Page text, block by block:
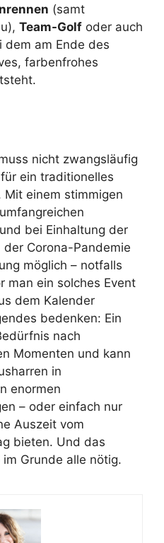
(samt
Team-Golf oder auch
dem am Ende des
farbenfrohes
nicht zwangsläufig
ein traditionelles
einem stimmigen
bei Einhaltung der
Corona-Pandemie
möglich – notfalls
man ein solches Event
dem Kalender
bedenken: Ein
nach
Momenten und kann
in
enormen
– oder einfach nur
Auszeit vom
bieten. Und das
Grunde alle nötig.